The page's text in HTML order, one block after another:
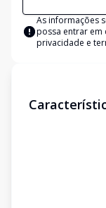
As informações
possa entrar em
privacidade e